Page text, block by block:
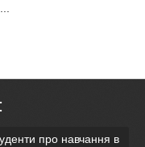
про навчання в